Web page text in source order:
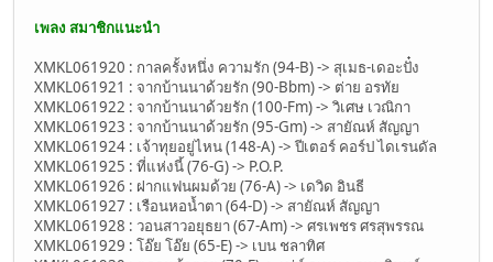
เพลง สมาชิกแนะนำ
XMKL061920 : กาลครั้งหนึ่ง ความรัก (94-B) -> สุเมธ-เดอะปั๋ง
XMKL061921 : จากบ้านนาด้วยรัก (90-Bbm) -> ต่าย อรทัย
XMKL061922 : จากบ้านนาด้วยรัก (100-Fm) -> วิเศษ เวณิกา
XMKL061923 : จากบ้านนาด้วยรัก (95-Gm) -> สายัณห์ สัญญา
XMKL061924 : เจ้าทุยอยู่ไหน (148-A) -> ปีเตอร์ คอร์ป ไดเรนดัล
XMKL061925 : ที่แห่งนี้ (76-G) -> P.O.P.
XMKL061926 : ฝากแฟนผมด้วย (76-A) -> เดวิด อินธี
XMKL061927 : เรือนหอน้ำตา (64-D) -> สายัณห์ สัญญา
XMKL061928 : วอนสาวอยุธยา (67-Am) -> ศรเพชร ศรสุพรรณ
XMKL061929 : โอ๊ย โอ๊ย (65-E) -> เบน ชลาทิศ